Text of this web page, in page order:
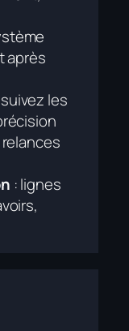
après
les
: lignes